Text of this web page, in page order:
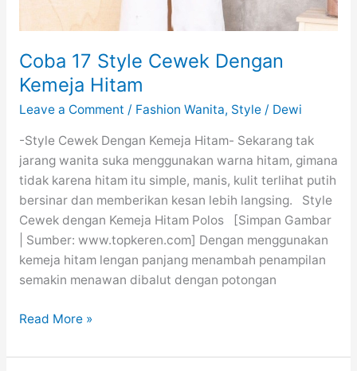
Coba 17 Style Cewek Dengan
Kemeja Hitam
Leave a Comment / Fashion Wanita, Style/ Dewi
-Style Cewek Dengan Kemeja Hitam- Sekarang tak
jarang wanita suka menggunakan warna hitam, gimana
tidak karena hitam itu simple, manis, kulit terlihat putih
bersinar dan memberikan kesan lebih langsing. Style
Cewek dengan Kemeja Hitam Polos [Simpan Gambar
| Sumber: www.topkeren.com] Dengan menggunakan
kemeja hitam lengan panjang menambah penampilan
semakin menawan dibalut dengan potongan
Coba
Style
Read More »